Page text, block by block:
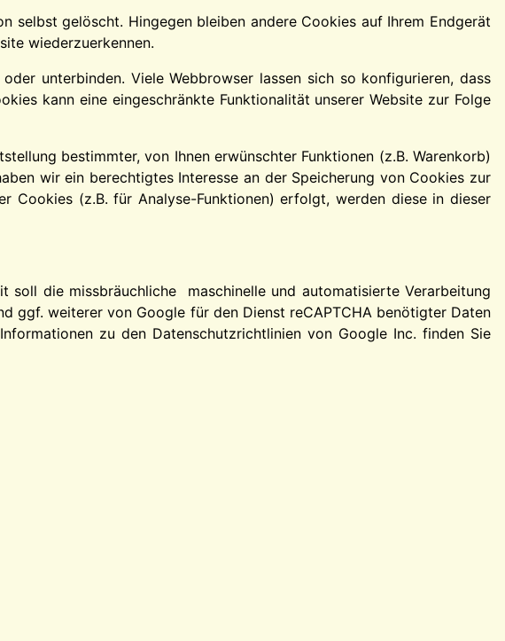
selbst gelöscht. Hingegen bleiben andere Cookies auf Ihrem Endgerät
wiederzuerkennen.
unterbinden. Viele Webbrowser lassen sich so konfigurieren, dass
kann eine eingeschränkte Funktionalität unserer Website zur Folge
bestimmter, von Ihnen erwünschter Funktionen (z.B. Warenkorb)
wir ein berechtigtes Interesse an der Speicherung von Cookies zur
Cookies (z.B. für Analyse-Funktionen) erfolgt, werden diese in dieser
soll die missbräuchliche maschinelle und automatisierte Verarbeitung
ggf. weiterer von Google für den Dienst reCAPTCHA benötigter Daten
zu den Datenschutzrichtlinien von Google Inc. finden Sie